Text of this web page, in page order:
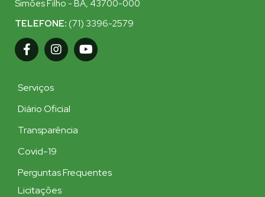
Simões Filho - BA, 43700-000
TELEFONE: (71) 3396-2579
Serviços
Diário Oficial
Transparência
Covid-19
Perguntas Frequentes
Licitações